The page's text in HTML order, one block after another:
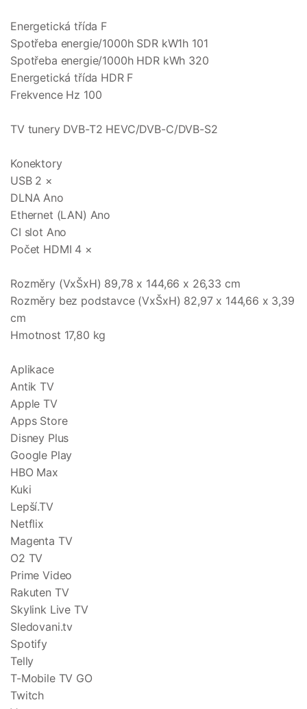
Energetická třída F
Spotřeba energie/1000h SDR kW1h 101
Spotřeba energie/1000h HDR kWh 320
Energetická třída HDR F
Frekvence Hz 100
TV tunery DVB-T2 HEVC/DVB-C/DVB-S2
Konektory
USB 2 ×
DLNA Ano
Ethernet (LAN) Ano
CI slot Ano
Počet HDMI 4 ×
Rozměry (VxŠxH) 89,78 x 144,66 x 26,33 cm
Rozměry bez podstavce (VxŠxH) 82,97 x 144,66 x 3,39
cm
Hmotnost 17,80 kg
Aplikace
Antik TV
Apple TV
Apps Store
Disney Plus
Google Play
HBO Max
Kuki
Lepší.TV
Netflix
Magenta TV
O2 TV
Prime Video
Rakuten TV
Skylink Live TV
Sledovani.tv
Spotify
Telly
T-Mobile TV GO
Twitch